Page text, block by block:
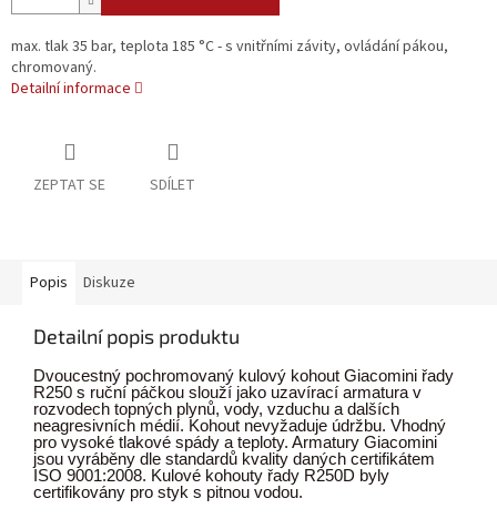
max. tlak 35 bar, teplota 185 °C - s vnitřními závity, ovládání pákou,
chromovaný.
Detailní informace
ZEPTAT SE SDÍLET
Popis Diskuze
Detailní popis produktu
Dvoucestný pochromovaný kulový kohout Giacomini řady
R250 s ruční páčkou slouží jako uzavírací armatura v
rozvodech topných plynů, vody, vzduchu a dalších
neagresivních médií. Kohout nevyžaduje údržbu. Vhodný
pro vysoké tlakové spády a teploty. Armatury Giacomini
jsou vyráběny dle standardů kvality daných certifikátem
ISO 9001:2008. Kulové kohouty řady R250D byly
certifikovány pro styk s pitnou vodou.